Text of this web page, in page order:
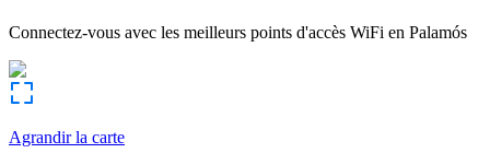
Connectez-vous avec les meilleurs points d'accès WiFi en Palamós
Agrandir la carte